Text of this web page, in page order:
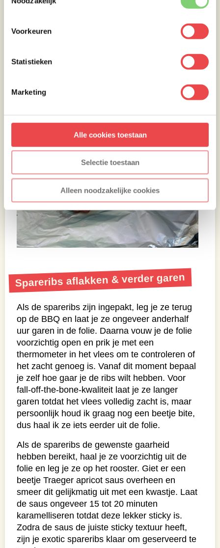
Voorkeuren
Statistieken
Marketing
Alle cookies toestaan
Selectie toestaan
Alleen noodzakelijke cookies
Spareribs aflakken & verder garen
Als de spareribs zijn ingepakt, leg je ze terug
op de BBQ en laat je ze ongeveer anderhalf
uur garen in de folie. Daarna vouw je de folie
voorzichtig open en prik je met een
thermometer in het vlees om te controleren of
het zacht genoeg is. Vanaf dit moment bepaal
je zelf hoe gaar je de ribs wilt hebben. Voor
fall-off-the-bone-kwaliteit laat je ze langer
garen totdat het vlees volledig zacht is, maar
persoonlijk houd ik graag nog een beetje bite,
dus haal ik ze iets eerder uit de folie.
Als de spareribs de gewenste gaarheid
hebben bereikt, haal je ze voorzichtig uit de
folie en leg je ze op het rooster. Giet er een
beetje Traeger apricot saus overheen en
smeer dit gelijkmatig uit met een kwastje. Laat
de saus ongeveer 15 tot 20 minuten
karamelliseren totdat deze lekker sticky is.
Zodra de saus de juiste sticky textuur heeft,
zijn je exotic spareribs klaar om geserveerd te